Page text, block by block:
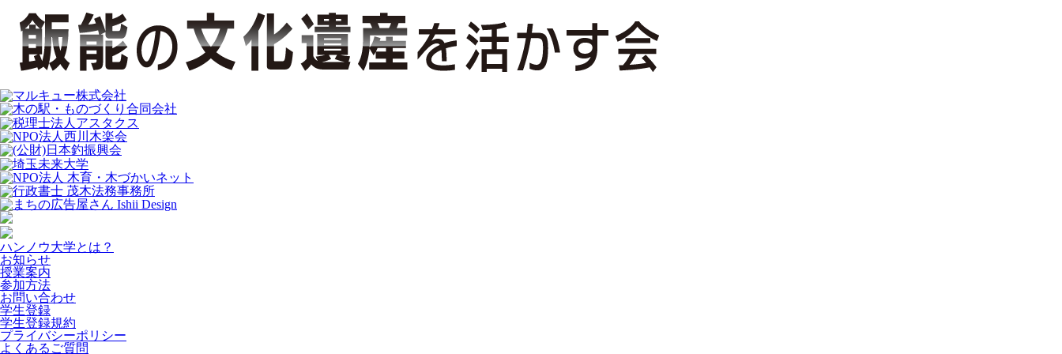
ハンノウ大学とは？
お知らせ
授業案内
参加方法
お問い合わせ
学生登録
学生登録規約
プライバシーポリシー
よくあるご質問